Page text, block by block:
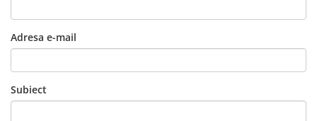
Adresa e-mail
Subiect